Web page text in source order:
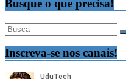
Busque o que precisa!
Inscreva-se nos canais!